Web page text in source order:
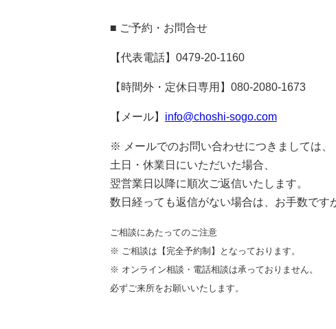
■ ご予約・お問合せ
【代表電話】0479-20-1160
【時間外・定休日専用】080-2080-1673
【メール】 info@choshi-sogo.com
※ メールでのお問い合わせにつきましては、
土日・休業日にいただいた場合、
翌営業日以降に順次ご返信いたします。
数日経っても返信がない場合は、お手数です
ご相談にあたってのご注意
※ ご相談は【完全予約制】となっております。
※ オンライン相談・電話相談は承っておりません。
必ずご来所をお願いいたします。